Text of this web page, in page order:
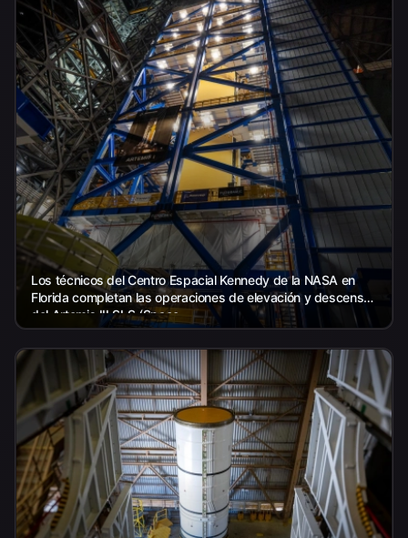
Los técnicos del Centro Espacial Kennedy de la NASA en
Florida completan las operaciones de elevación y descenso
del Artemis III SLS (Space...